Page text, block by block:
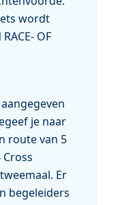
wordt
OF
je naar
route van 5
Er
begeleiders